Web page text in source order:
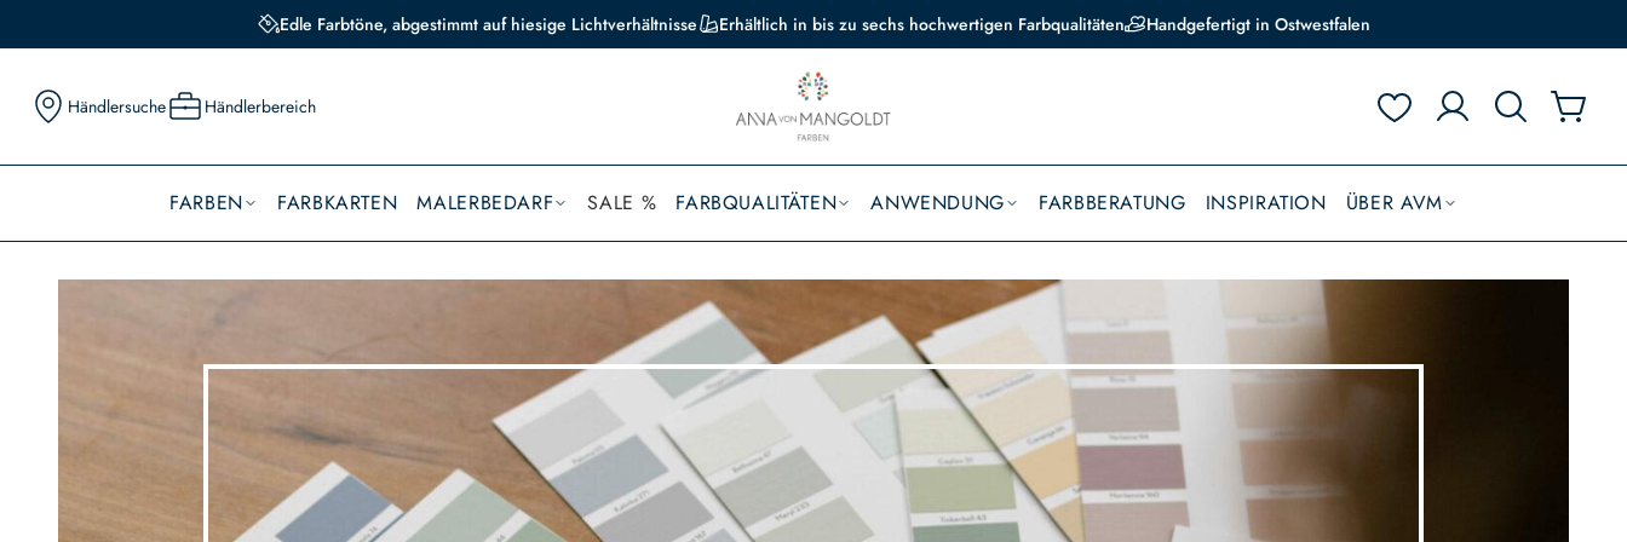
Edle Farbtöne, abgestimmt auf hiesige Lichtverhältnisse Erhältlich in bis zu sechs hochwertigen Farbqualitäten Handgefertigt in Ostwestfalen
Händlersuche Händlerbereich
FARBEN FARBKARTEN MALERBEDARF SALE % FARBQUALITÄTEN ANWENDUNG FARBBERATUNG INSPIRATION ÜBER AVM